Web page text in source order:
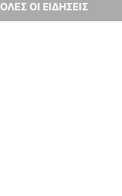
ΟΛΕΣ ΟΙ ΕΙΔΗΣΕΙΣ